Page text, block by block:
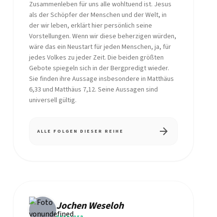
Zusammenleben für uns alle wohltuend ist. Jesus
als der Schöpfer der Menschen und der Welt, in
der wir leben, erklärt hier persönlich seine
Vorstellungen. Wenn wir diese beherzigen würden,
wäre das ein Neustart für jeden Menschen, ja, für
jedes Volkes zu jeder Zeit. Die beiden größten
Gebote spiegeln sich in der Bergpredigt wieder.
Sie finden ihre Aussage insbesondere in Matthäus
6,33 und Matthäus 7,12. Seine Aussagen sind
universell gültig.
ALLE FOLGEN DIESER REIHE arrow_forward
Jochen Weseloh